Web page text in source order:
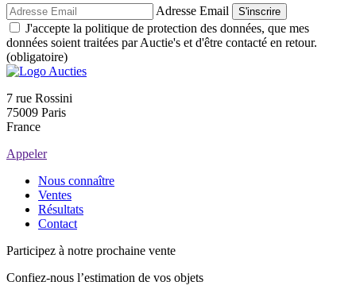
Adresse Email S'inscrire
J'accepte la politique de protection des données, que mes
données soient traitées par Auctie's et d'être contacté en retour.
(obligatoire)
7 rue Rossini
75009 Paris
France
Appeler
Nous connaître
Ventes
Résultats
Contact
Participez à notre prochaine vente
Confiez-nous l’estimation de vos objets